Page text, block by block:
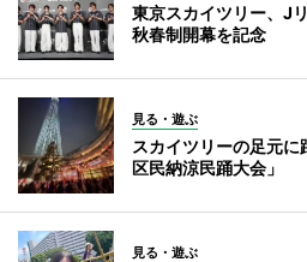
東京スカイツリー、J
秋春制開幕を記念
見る・遊ぶ
スカイツリーの足元
区民納涼民踊大会」
見る・遊ぶ